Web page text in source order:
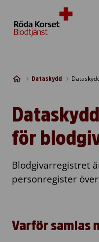
Dataskydd
för
Blodgivarregistret
personregister
Varför samlas